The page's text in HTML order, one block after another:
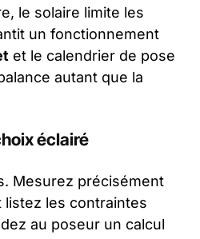
le solaire limite les
un fonctionnement
et le calendrier de pose
autant que la
éclairé
Mesurez précisément
les contraintes
au poseur un calcul